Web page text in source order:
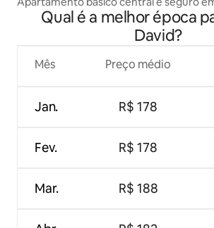
Qual é a melhor época
David?
Mês
Jan.
Fev.
Mar.
Preço médio
R$ 178
R$ 178
R$ 188